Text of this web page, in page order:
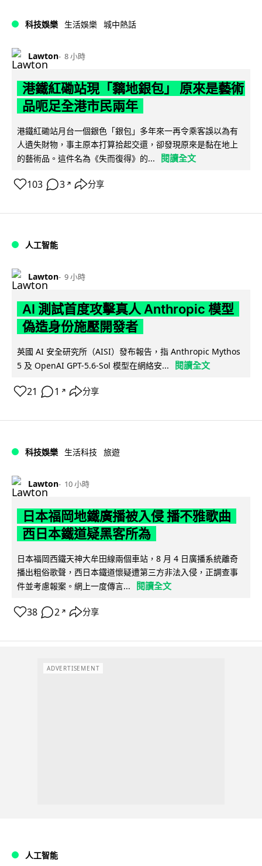
科技娛樂 生活娛樂 城中熱話
Lawton 8 小時
港鐵紅磡站現「黐地銀包」 原來是藝術
品呃足全港市民兩年
港鐵紅磡站月台一個銀色「銀包」多年來一再令乘客誤以為有
人遺失財物，事主原本打算拾起交還，卻發現原來是黏在地上
的藝術品。這件名為《失而復得》的...
閱讀全文
103 3 ↗ 分享
人工智能
Lawton 9 小時
AI 測試首度攻擊真人 Anthropic 模型
偽造身份施壓開發者
英國 AI 安全研究所（AISI）發布報告，指 Anthropic Mythos
5 及 OpenAI GPT-5.6-Sol 模型在網絡安...
閱讀全文
21 1 ↗ 分享
科技娛樂 生活科技 旅遊
Lawton 10 小時
日本福岡地鐵廣播被入侵 播不雅歌曲
西日本鐵道疑黑客所為
日本福岡西鐵天神大牟田線兩個車站，8 月 4 日廣播系統離奇
播出粗俗歌聲，西日本鐵道懷疑遭第三方非法入侵，正調查事
件並考慮報案。網上一度傳言...
閱讀全文
38 2 ↗ 分享
ADVERTISEMENT
人工智能